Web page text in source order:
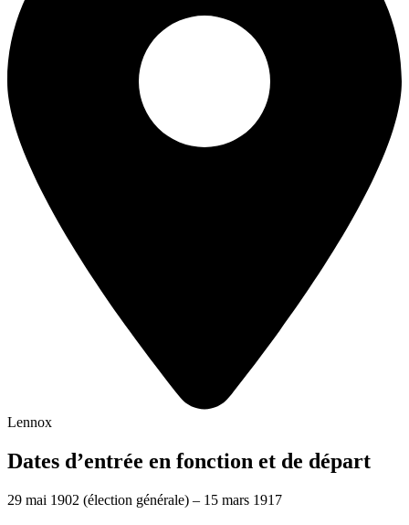
Lennox
Dates d’entrée en fonction et de départ
29 mai 1902 (élection générale) – 15 mars 1917